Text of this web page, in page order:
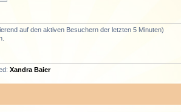
auf den aktiven Besuchern der letzten 5 Minuten)
Xandra Baier